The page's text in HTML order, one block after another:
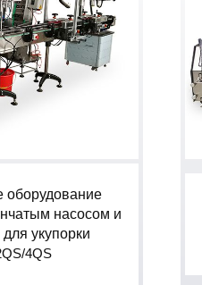
оборудование
насосом и
укупорки
4QS